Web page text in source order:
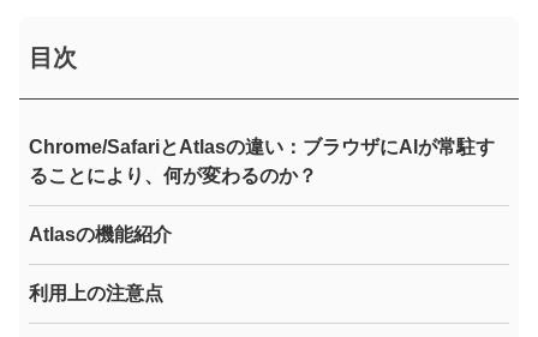
目次
Chrome/SafariとAtlasの違い：ブラウザにAIが常駐す
ることにより、何が変わるのか？
Atlasの機能紹介
利用上の注意点